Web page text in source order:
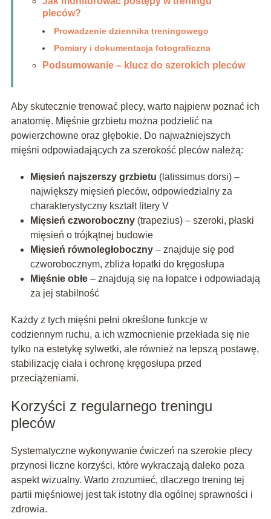
pleców?
Prowadzenie dziennika treningowego
Pomiary i dokumentacja fotograficzna
Podsumowanie – klucz do szerokich pleców
Aby skutecznie trenować plecy, warto najpierw poznać ich
anatomię. Mięśnie grzbietu można podzielić na
powierzchowne oraz głębokie. Do najważniejszych
mięśni odpowiadających za szerokość pleców należą:
Mięsień najszerszy grzbietu (latissimus dorsi) –
największy mięsień pleców, odpowiedzialny za
charakterystyczny kształt litery V
Mięsień czworoboczny(trapezius) – szeroki, płaski
mięsień o trójkątnej budowie
Mięsień równoległoboczny– znajduje się pod
czworobocznym, zbliża łopatki do kręgosłupa
Mięśnie obłe– znajdują się na łopatce i odpowiadają
za jej stabilność
Każdy z tych mięśni pełni określone funkcje w
codziennym ruchu, a ich wzmocnienie przekłada się nie
tylko na estetykę sylwetki, ale również na lepszą postawę,
stabilizację ciała i ochronę kręgosłupa przed
przeciążeniami.
Korzyści z regularnego treningu
pleców
Systematyczne wykonywanie ćwiczeń na szerokie plecy
przynosi liczne korzyści, które wykraczają daleko poza
aspekt wizualny. Warto zrozumieć, dlaczego trening tej
partii mięśniowej jest tak istotny dla ogólnej sprawności i
zdrowia.